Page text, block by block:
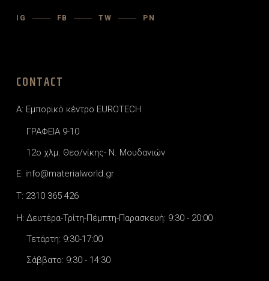
IG FB TW PN
CONTACT
A: Εμπορικό κέντρο EUROTECH
ΓΡΑΦΕΙΑ 9-10
12o χλμ. Θεσ/νίκης- Ν. Μουδανιών
E: info@materialworld.gr
T: 2310 365 426
H: Δευτέρα-Τρίτη-Πέμπτη-Παρασκευή: 9:30 - 20:00
Τετάρτη: 9:30-17:00
Σάββατο: 9:30 - 14:30